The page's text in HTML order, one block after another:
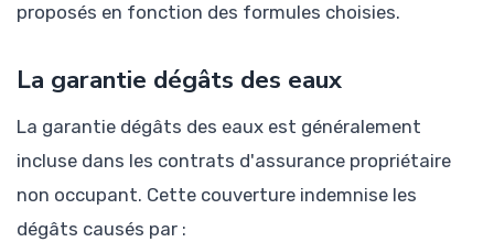
proposés en fonction des formules choisies.
La garantie dégâts des eaux
La garantie dégâts des eaux est généralement
incluse dans les contrats d'assurance propriétaire
non occupant. Cette couverture indemnise les
dégâts causés par :